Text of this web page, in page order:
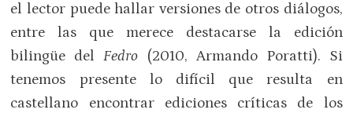
el lector puede hallar versiones de otros diálogos,
entre las que merece destacarse la edición
bilingüe delFedro (2010, Armando Poratti). Si
tenemos presente lo difícil que resulta en
castellano encontrar ediciones críticas de los